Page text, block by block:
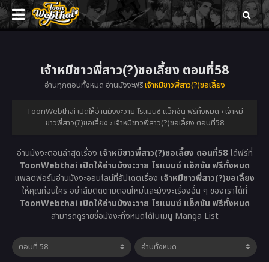
เจ้าหมีขาวพี่สาว(?)ขอเลี้ยง ตอนที่58
อ่านทุกตอนทั้งหมด อ่านมังงะฟรีเจ้าหมีขาวพี่สาว(?)ขอเลี้ยง
ToonWebthai เปิดให้อ่านมังงะวาย โรแมนซ์ แอ็กชัน ฟรีทั้งหมด › เจ้าหมี
ขาวพี่สาว(?)ขอเลี้ยง › เจ้าหมีขาวพี่สาว(?)ขอเลี้ยง ตอนที่58
อ่านมังงะตอนล่าสุดเรื่อง เจ้าหมีขาวพี่สาว(?)ขอเลี้ยง ตอนที่58ได้ฟรีที่
ToonWebthai เปิดให้อ่านมังงะวาย โรแมนซ์ แอ็กชัน ฟรีทั้งหมด
แพลตฟอร์มอ่านมังงะออนไลน์ที่อัปเดตเรื่อง เจ้าหมีขาวพี่สาว(?)ขอเลี้ยง
ให้คุณก่อนใคร อย่าลืมติดตามตอนใหม่และมังงะเรื่องอื่น ๆ ของเราได้ที่
ToonWebthai เปิดให้อ่านมังงะวาย โรแมนซ์ แอ็กชัน ฟรีทั้งหมด
สามารถดูรายชื่อมังงะทั้งหมดได้ในเมนู Manga List